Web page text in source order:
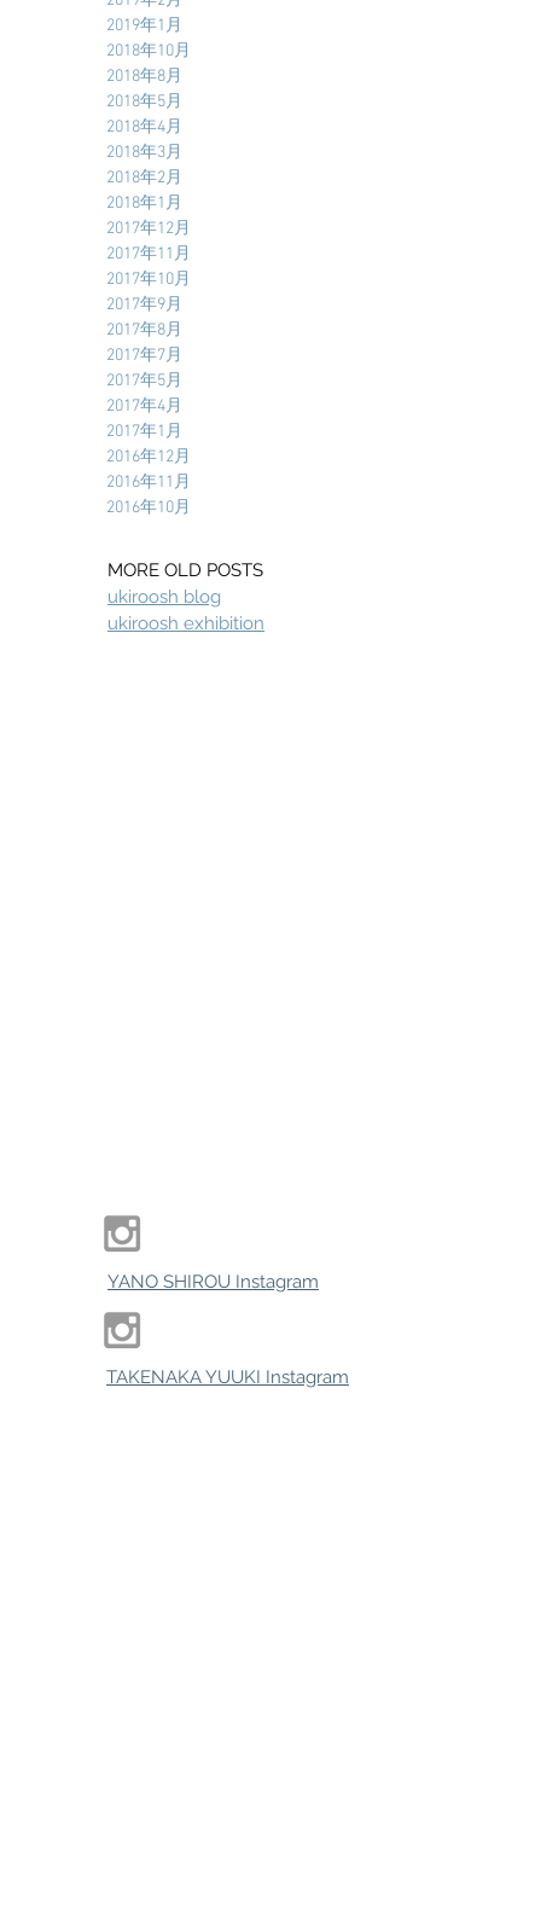
2019年1月
2018年10月
2018年8月
2018年5月
2018年4月
2018年3月
2018年2月
2018年1月
2017年12月
2017年11月
2017年10月
2017年9月
2017年8月
2017年7月
2017年5月
2017年4月
2017年1月
2016年12月
2016年11月
2016年10月
MORE OLD POSTS
ukiroosh blog
ukiroosh exhibition
YANO SHIROU Instagram
TAKENAKA YUUKI Instagram